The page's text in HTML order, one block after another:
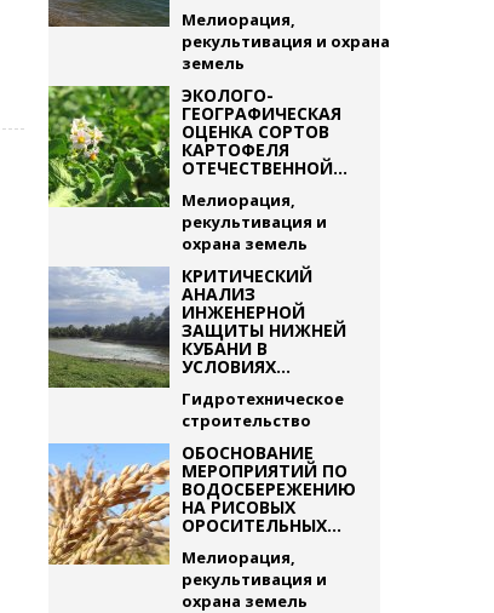
Мелиорация,
рекультивация и охрана
земель
ЭКОЛОГО-
ГЕОГРАФИЧЕСКАЯ
ОЦЕНКА СОРТОВ
КАРТОФЕЛЯ
ОТЕЧЕСТВЕННОЙ...
Мелиорация,
рекультивация и
охрана земель
КРИТИЧЕСКИЙ
АНАЛИЗ
ИНЖЕНЕРНОЙ
ЗАЩИТЫ НИЖНЕЙ
КУБАНИ В
УСЛОВИЯХ...
Гидротехническое
строительство
ОБОСНОВАНИЕ
МЕРОПРИЯТИЙ ПО
ВОДОСБЕРЕЖЕНИЮ
НА РИСОВЫХ
ОРОСИТЕЛЬНЫХ...
Мелиорация,
рекультивация и
охрана земель